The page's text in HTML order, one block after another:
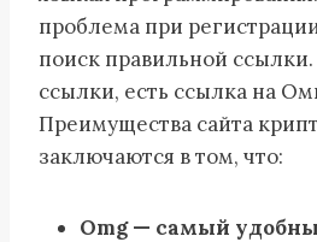
проблема при
поиск правильной
ссылки, есть ссылка на
Преимущества сайта
заключаются в том, что:
Omg — самый